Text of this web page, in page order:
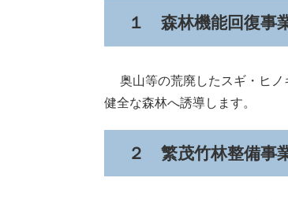
１ 森林機能回復事
奥山等の荒廃したスギ・ヒノ
健全な森林へ誘導します。
２ 繁茂竹林整備事